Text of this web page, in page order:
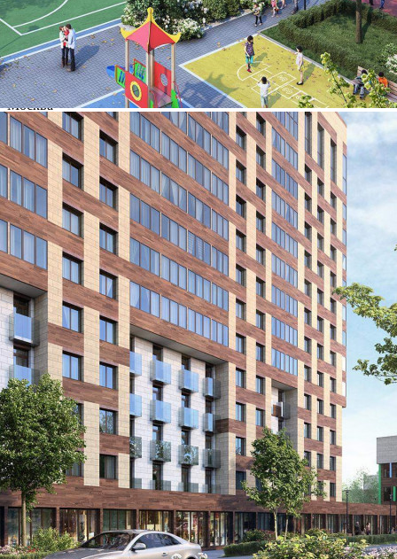
Характеристики помещения
№ объявления
92936
Дата размещения
03.02.2023
Город
Москва
Адрес
Сигнальный проезд, д.5
Расположено
Этаж
-1
Предлагается
Продажа
Желаемый / подходящий вид деятельности
Не указано
Назначение
Не указано
Размер площади (м2)
12.1
Цена за помещение
994 124 руб.
О помещении